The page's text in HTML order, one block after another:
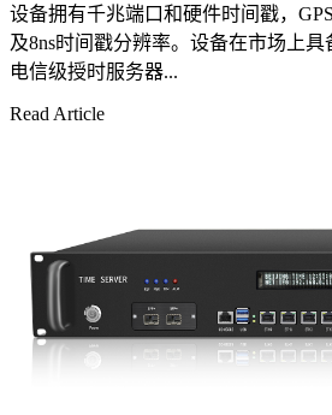
设备拥有千兆端口和硬件时间戳，
及8ns时间戳分辨率。设备在市场上
电信级授时服务器...
Read Article